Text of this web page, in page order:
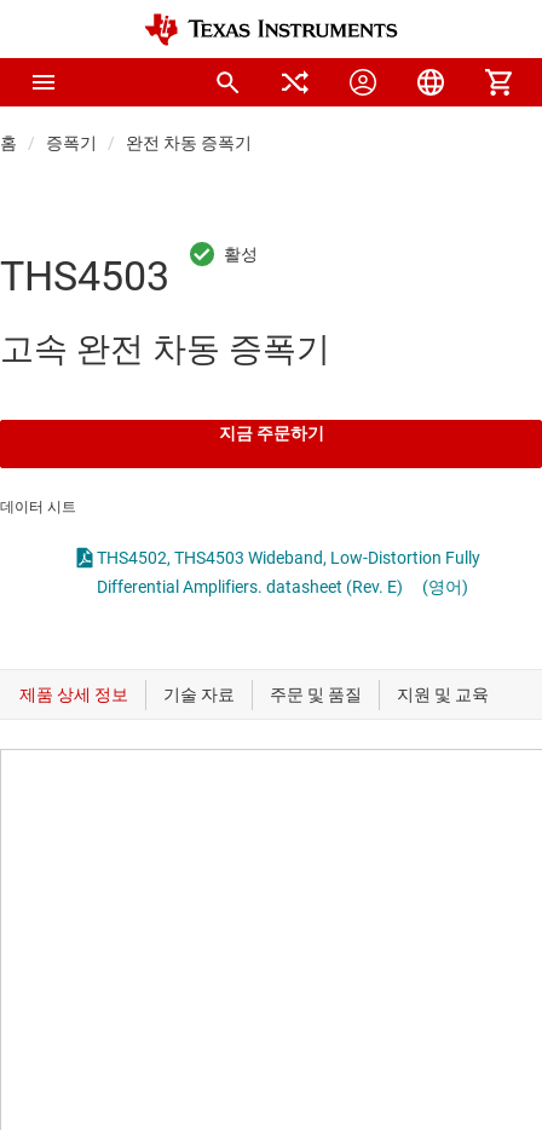
홈 증폭기 완전 차동 증폭기
THS4503
고속 완전 차동 증폭기
지금 주문하기
데이터 시트
THS4502, THS4503 Wideband, Low-Distortion Fully
Differential Amplifiers. datasheet (Rev. E)
(영어)